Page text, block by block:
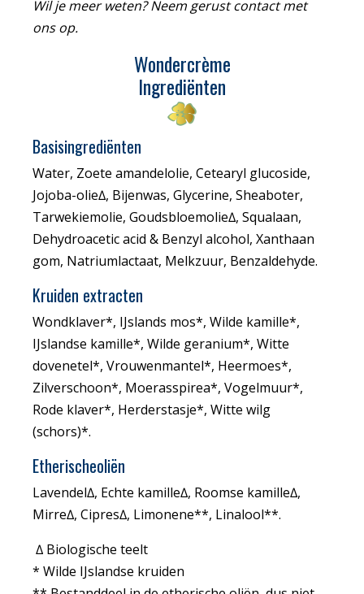
Wil je meer weten? Neem gerust contact met
ons op.
Wondercrème
Ingrediënten
Basisingrediënten
Water, Zoete amandelolie, Cetearyl glucoside,
Jojoba-olie∆, Bijenwas, Glycerine, Sheaboter,
Tarwekiemolie, Goudsbloemolie∆, Squalaan,
Dehydroacetic acid & Benzyl alcohol, Xanthaan
gom, Natriumlactaat, Melkzuur, Benzaldehyde.
Kruiden extracten
Wondklaver*, IJslands mos*, Wilde kamille*,
IJslandse kamille*, Wilde geranium*, Witte
dovenetel*, Vrouwenmantel*, Heermoes*,
Zilverschoon*, Moerasspirea*, Vogelmuur*,
Rode klaver*, Herderstasje*, Witte wilg
(schors)*.
Etherischeoliën
Lavendel∆, Echte kamille∆, Roomse kamille∆,
Mirre∆, Cipres∆, Limonene**, Linalool**.
∆ Biologische teelt
* Wilde IJslandse kruiden